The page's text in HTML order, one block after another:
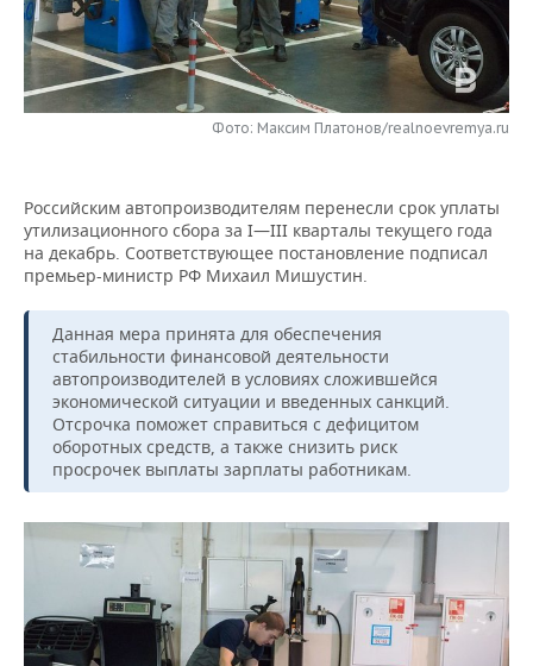
НЕФТЕХИМИЯ
НЕФТЬ
ОПК
РОЗНИЧНАЯ ТОРГОВЛЯ
ТРАНСПОРТ
НОВОСТИ ТЕХНОЛОГИЙ
IT
ТЕЛЕКОММУНИКАЦИИ
МЕРОПРИЯТИЯ
НОВОСТИ МЕРОПРИЯТИЙ
БИЗНЕС-БРАНЧИ
ONLINE-КОНФЕРЕНЦИИ
ОТКРЫТАЯ ЛЕКЦИЯ
СПОРТ
ФУТБОЛ
ХОККЕЙ
БАСКЕТБОЛ
ВОЛЕЙБОЛ
КИБЕРСПОРТ
ФИГУРНОЕ КАТАНИЕ
ВОДНЫЕ ВИДЫ СПОРТА
ХОККЕЙ С МЯЧОМ
НОВОСТИ ОБЩЕСТВА
ВЛАСТЬ
ИНФРАСТРУКТУРА
ИСТОРИЯ
КУЛЬТУРА
МЕДИЦИНА
ОБРАЗОВАНИЕ
ПРОИСШЕСТВИЯ
ФОТОГАЛЕРЕЯ
СЮЖЕТЫ
СПРАВОЧНИК
СПИСОК ПЕРСОН
СПИСОК КОМПАНИЙ
ПОЛНАЯ ВЕРСИЯ
Фото: Максим Платонов/realnoevremya.ru
Российским автопроизводителям перенесли срок уплаты
утилизационного сбора за I—III кварталы текущего года
на декабрь. Соответствующее постановление подписал
премьер-министр РФ Михаил Мишустин.
Данная мера принята для обеспечения
стабильности финансовой деятельности
автопроизводителей в условиях сложившейся
экономической ситуации и введенных санкций.
Отсрочка поможет справиться с дефицитом
оборотных средств, а также снизить риск
просрочек выплаты зарплаты работникам.